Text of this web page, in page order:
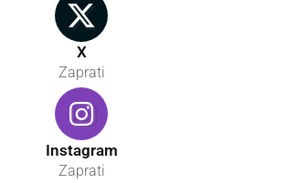
X
Zaprati
Instagram
Zaprati